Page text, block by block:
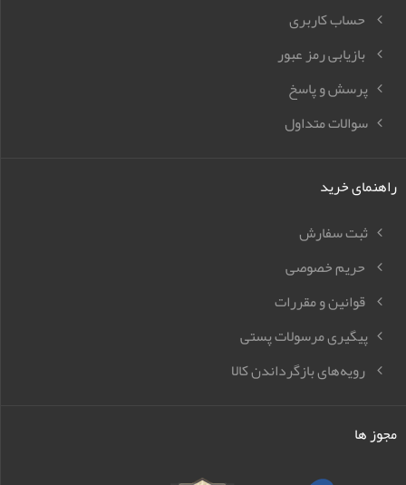
حساب کاربری
بازیابی رمز عبور
پرسش و پاسخ
سوالات متداول
راهنمای خرید
ثبت سفارش
حریم خصوصی
قوانین و مقررات
پیگیری مرسولات پستی
رویه‌های بازگرداندن کالا
مجوز ها